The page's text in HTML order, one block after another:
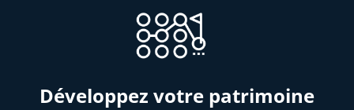
Développez votre patrimoine